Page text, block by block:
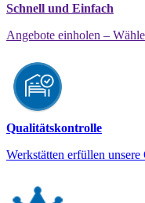
Schnell und Einfach
Angebote einholen –
Qualitätskontrolle
Werkstätten erfüllen